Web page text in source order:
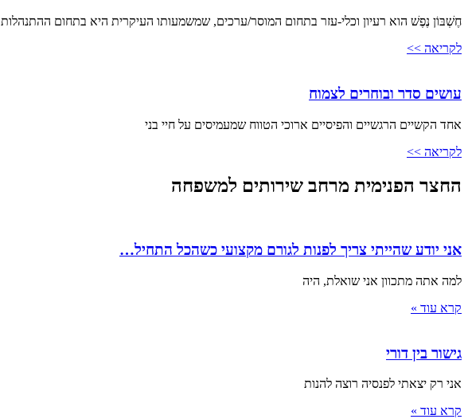
חֶשְׁבּוֹן נֶפֶשׁ הוא רעיון וכלי-עזר בתחום המוסר/ערכים, שמשמעותו העיקרית היא בתחום ההתנהלות
לקריאה >>
עושים סדר ובוחרים לצמוח
אחד הקשיים הרגשיים והפיסיים ארוכי הטווח שמעמיסים על חיי בני
לקריאה >>
החצר הפנימית מרחב שירותים למשפחה
אני יודע שהייתי צריך לפנות לגורם מקצועי כשהכל התחיל…
למה אתה מתכוון אני שואלת, היה
קרא עוד »
גישור בין דורי
אני רק יצאתי לפנסיה רוצה להנות
קרא עוד »